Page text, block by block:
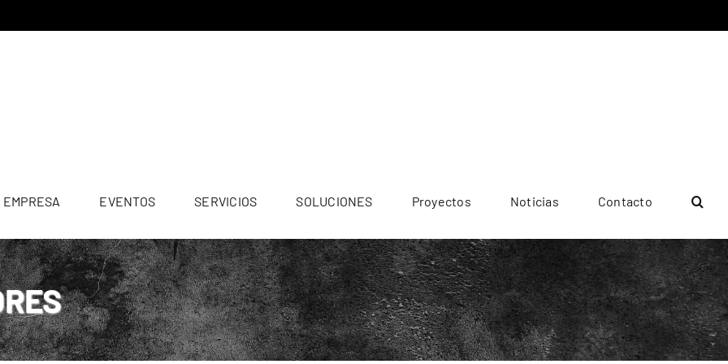
EMPRESA EVENTOS SERVICIOS SOLUCIONES Proyectos Noticias Contacto